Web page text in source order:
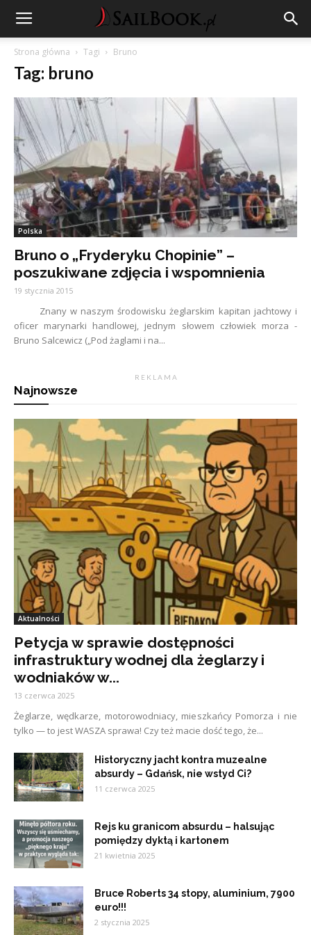
Strona główna Tagi Bruno
Tag: bruno
Polska
Bruno o „Fryderyku Chopinie” –
poszukiwane zdjęcia i wspomnienia
19 stycznia 2015
Znany w naszym środowisku żeglarskim kapitan jachtowy i
oficer marynarki handlowej, jednym słowem człowiek morza -
Bruno Salcewicz („Pod żaglami i na...
R E K L A M A
Najnowsze
Aktualności
Petycja w sprawie dostępności
infrastruktury wodnej dla żeglarzy i
wodniaków w...
13 czerwca 2025
Żeglarze, wędkarze, motorowodniacy, mieszkańcy Pomorza i nie
tylko — to jest WASZA sprawa! Czy też macie dość tego, że...
Historyczny jacht kontra muzealne
absurdy – Gdańsk, nie wstyd Ci?
11 czerwca 2025
Rejs ku granicom absurdu – halsując
pomiędzy dyktą i kartonem
21 kwietnia 2025
Bruce Roberts 34 stopy, aluminium, 7900
euro!!!
2 stycznia 2025